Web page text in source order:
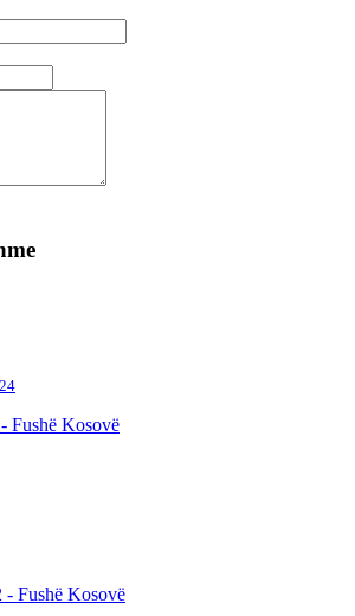
Fushë Kosovë
- Fushë Kosovë